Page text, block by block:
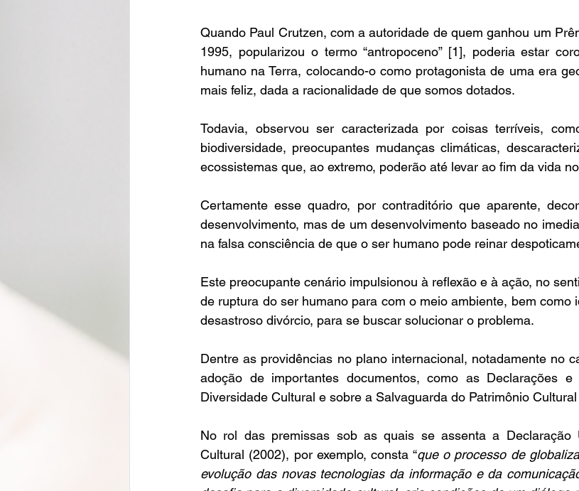
Quando Paul Crutzen, com a autoridade de quem ganhou um
1995, popularizou o termo “antropoceno” [1], poderia estar
humano na Terra, colocando-o como protagonista de uma era
mais feliz, dada a racionalidade de que somos dotados.
Todavia, observou ser caracterizada por coisas terríveis,
biodiversidade, preocupantes mudanças climáticas,
ecossistemas que, ao extremo, poderão até levar ao fim da vida
Certamente esse quadro, por contraditório que aparente,
desenvolvimento, mas de um desenvolvimento baseado no
na falsa consciência de que o ser humano pode reinar
Este preocupante cenário impulsionou à reflexão e à ação, no
de ruptura do ser humano para com o meio ambiente, bem como
desastroso divórcio, para se buscar solucionar o problema.
Dentre as providências no plano internacional, notadamente no
adoção de importantes documentos, como as Declarações
Diversidade Cultural e sobre a Salvaguarda do Patrimônio
No rol das premissas sob as quais se assenta a Declaração
Cultural (2002), por exemplo, consta “que o processo de
evolução das novas tecnologias da informação e da